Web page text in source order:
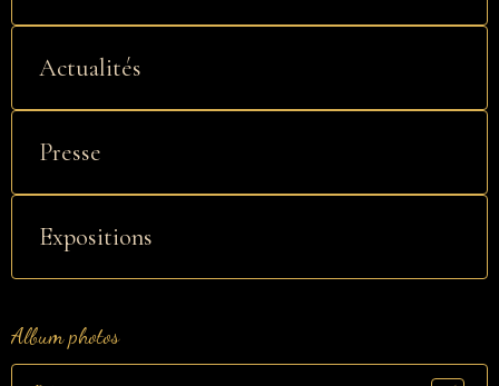
Actualités
Presse
Expositions
Album photos